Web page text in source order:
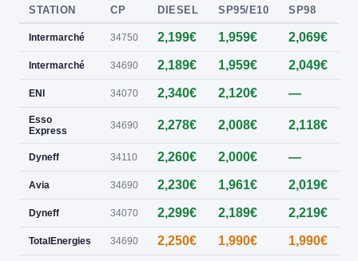
STATION CP DIESEL SP95/E10 SP98
Intermarché 34750 2,199€ 1,959€ 2,069€
Intermarché 34690 2,189€ 1,959€ 2,049€
ENI 34070 2,340€ 2,120€ —
Esso
Express
34690 2,278€ 2,008€ 2,118€
Dyneff 34110 2,260€ 2,000€ —
Avia 34690 2,230€ 1,961€ 2,019€
Dyneff 34070 2,299€ 2,189€ 2,219€
TotalEnergies 34690 2,250€ 1,990€ 1,990€